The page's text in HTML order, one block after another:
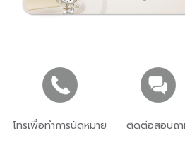
โทรเพื่อทำการนัดหมาย ติดต่อสอบถ